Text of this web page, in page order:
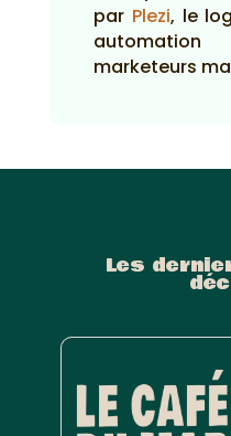
par Plezi, le
marketeurs
Les